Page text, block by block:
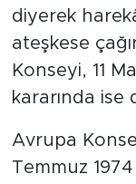
diyerek
ateşkese
Konseyi, 11
kararında
Avrupa
Temmuz 1974